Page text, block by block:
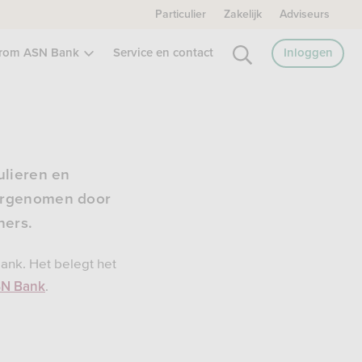
Particulier Zakelijk Adviseurs
ASN Bank Service en contact Inloggen
en
door
Het belegt het
Bank.